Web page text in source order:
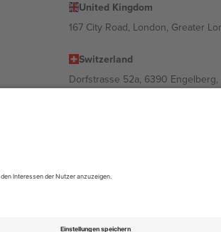
United Kingdom
167 City Road, London, Greater
Switzerland
Dorfstrasse 52a, 6390 Engelberg,
Mexico
© 2026 Ticombo. Alle Rechte vorbehalten.